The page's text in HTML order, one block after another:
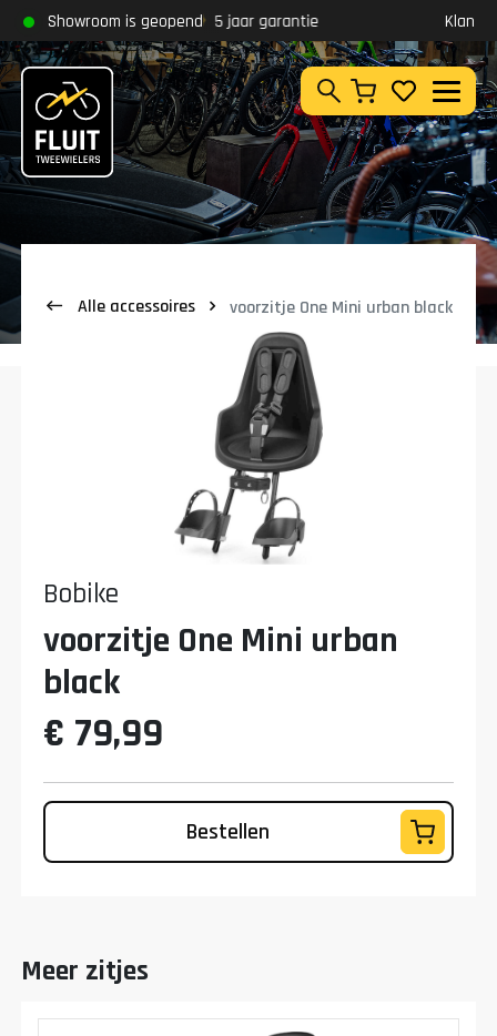
Zoeken
Zoeken
Showroom is geopend
5 jaar garantie Klantbeoordeling9,8
Alle accessoires voorzitje One Mini urban black
Bobike
voorzitje One Mini urban
black
€ 79,99
Bestellen
Meer zitjes